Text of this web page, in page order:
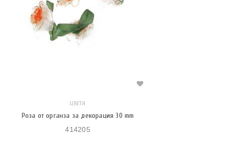
ЦВЕТЯ
Роза от органза за декорация 30 mm
414205